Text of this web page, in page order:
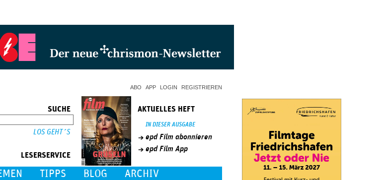
ABO APP LOGIN REGISTRIEREN
SUCHE
LESERSERVICE
AKTUELLES HEFT
IN DIESER AUSGABE
epd Film abonnieren
epd Film App
TIPPS BLOG ARCHIV